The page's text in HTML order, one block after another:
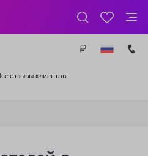
отзывы клиентов